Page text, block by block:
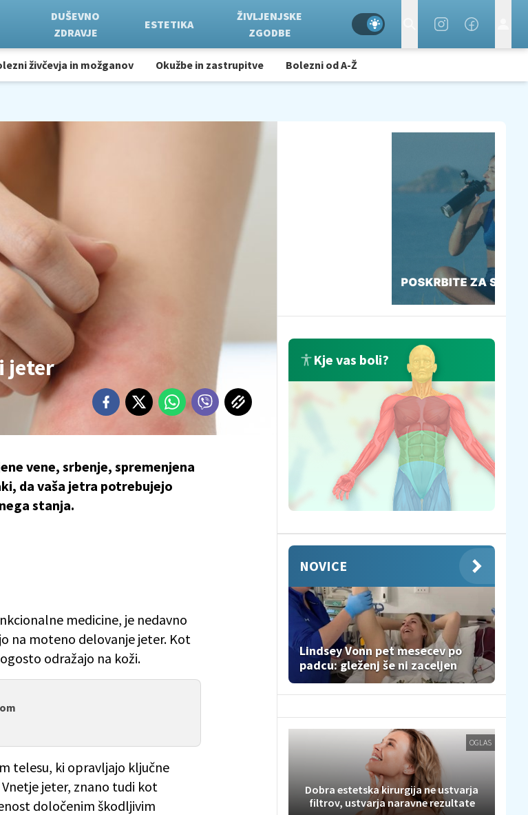
DUŠEVNO
ZDRAVJE
ESTETIKA
ŽIVLJENJSKE
ZGODBE
živčevja in možganov Okužbe in zastrupitve Bolezni od A-Ž
jeter
vene, srbenje, spremenjena
da vaša jetra potrebujejo
stanja.
medicine, je nedavno
na moteno delovanje jeter. Kot
odražajo na koži.
telesu, ki opravljajo ključne
jeter, znano tudi kot
določenim škodljivim
Kje vas boli?
NOVICE
Lindsey Vonn pet mesecev po
padcu: gleženj še ni zaceljen
OGLAS
Dobra estetska kirurgija ne ustvarja
filtrov, ustvarja naravne rezultate